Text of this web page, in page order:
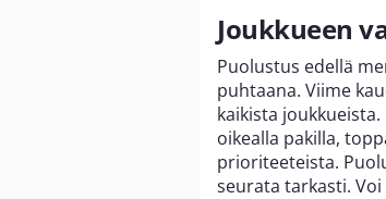
Joukkueen
Puolustus edellä
puhtaana. Viime
kaikista
oikealla pakilla,
prioriteeteista.
seurata tarkasti.